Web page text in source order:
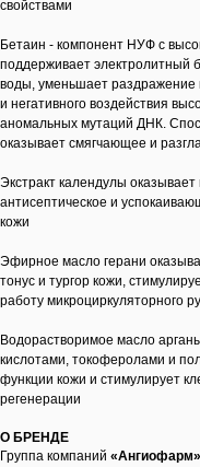
свойствами
Бетаин - компонент НУФ с
поддерживает электролитный
воды, уменьшает раздражение
и негативного воздействия
аномальных мутаций ДНК.
оказывает смягчающее и
Экстракт календулы
антисептическое и
кожи
Эфирное масло герани
тонус и тургор кожи,
работу микроциркуляторного
Водорастворимое масло
кислотами, токоферолами и
функции кожи и стимулирует
регенерации
О БРЕНДЕ
Группа компаний «Ангиофарм»